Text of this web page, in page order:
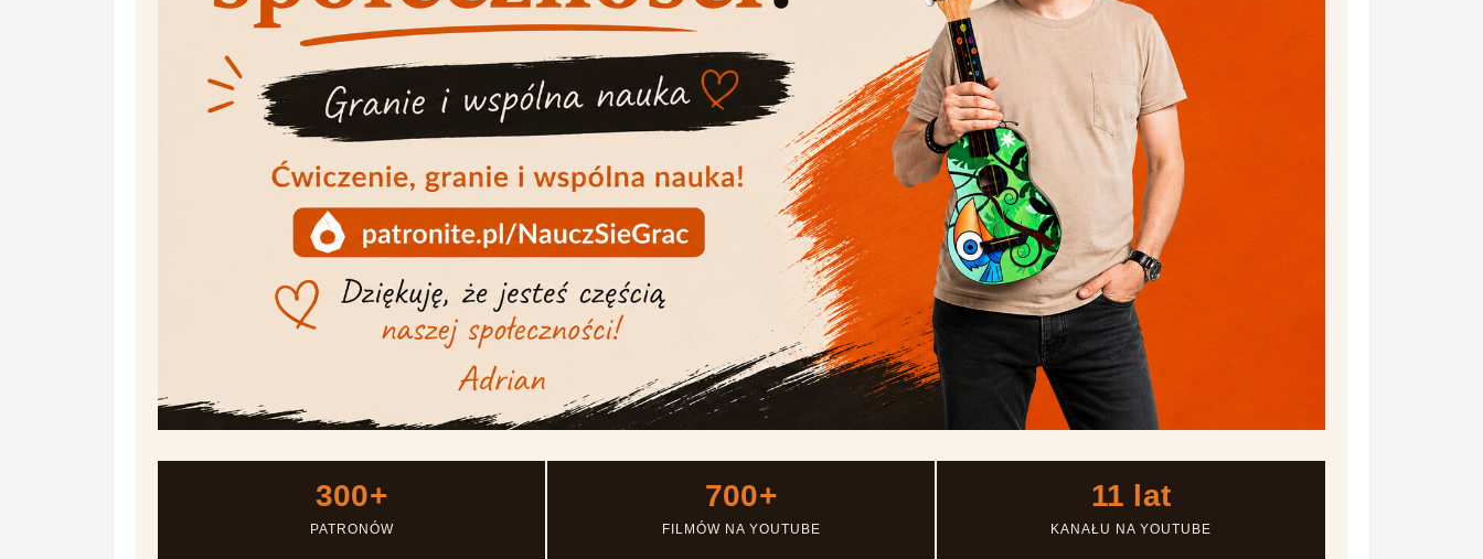
300+
PATRONÓW
700+
FILMÓW NA YOUTUBE
11 lat
KANAŁU NA YOUTUBE